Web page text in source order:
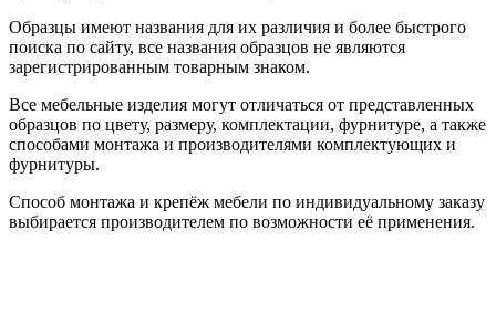
Образцы имеют названия для их различия и более быстрого
поиска по сайту, все названия образцов не являются
зарегистрированным товарным знаком.
Все мебельные изделия могут отличаться от представленных
образцов по цвету, размеру, комплектации, фурнитуре, а также
способами монтажа и производителями комплектующих и
фурнитуры.
Способ монтажа и крепёж мебели по индивидуальному заказу
выбирается производителем по возможности её применения.